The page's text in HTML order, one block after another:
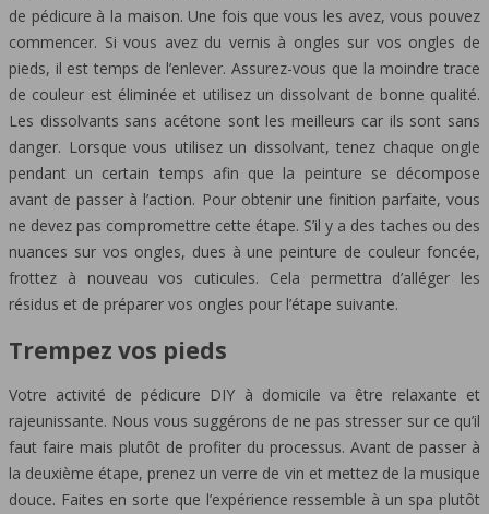
de pédicure à la maison. Une fois que vous les avez, vous pouvez
commencer. Si vous avez du vernis à ongles sur vos ongles de
pieds, il est temps de l’enlever. Assurez-vous que la moindre trace
de couleur est éliminée et utilisez un dissolvant de bonne qualité.
Les dissolvants sans acétone sont les meilleurs car ils sont sans
danger. Lorsque vous utilisez un dissolvant, tenez chaque ongle
pendant un certain temps afin que la peinture se décompose
avant de passer à l’action. Pour obtenir une finition parfaite, vous
ne devez pas compromettre cette étape. S’il y a des taches ou des
nuances sur vos ongles, dues à une peinture de couleur foncée,
frottez à nouveau vos cuticules. Cela permettra d’alléger les
résidus et de préparer vos ongles pour l’étape suivante.
Trempez vos pieds
Votre activité de pédicure DIY à domicile va être relaxante et
rajeunissante. Nous vous suggérons de ne pas stresser sur ce qu’il
faut faire mais plutôt de profiter du processus. Avant de passer à
la deuxième étape, prenez un verre de vin et mettez de la musique
douce. Faites en sorte que l’expérience ressemble à un spa plutôt